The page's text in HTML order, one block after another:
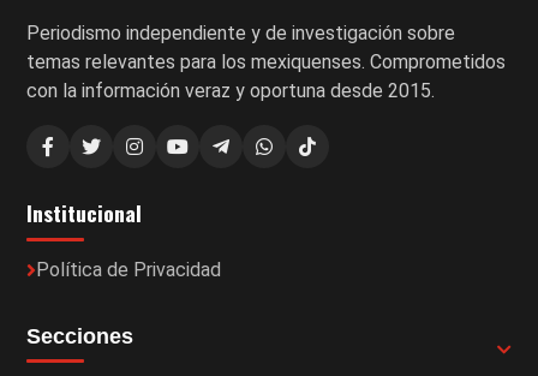
Periodismo independiente y de investigación sobre
temas relevantes para los mexiquenses. Comprometidos
con la información veraz y oportuna desde 2015.
Institucional
Política de Privacidad
Secciones